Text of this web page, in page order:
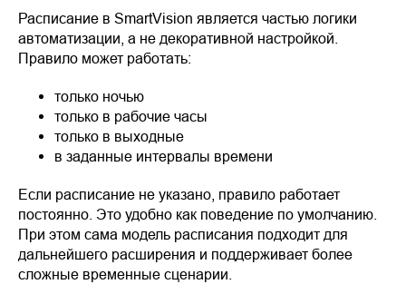
Расписание в SmartVision является частью логики
автоматизации, а не декоративной настройкой.
Правило может работать:
только ночью
только в рабочие часы
только в выходные
в заданные интервалы времени
Если расписание не указано, правило работает
постоянно. Это удобно как поведение по умолчанию.
При этом сама модель расписания подходит для
дальнейшего расширения и поддерживает более
сложные временные сценарии.